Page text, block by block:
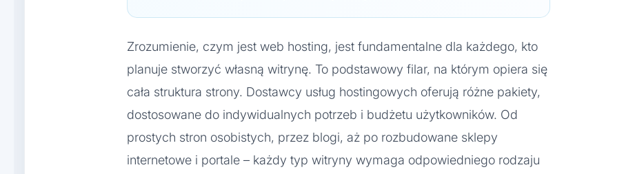
Zrozumienie, czym jest web hosting, jest fundamentalne dla każdego, kto
planuje stworzyć własną witrynę. To podstawowy filar, na którym opiera się
cała struktura strony. Dostawcy usług hostingowych oferują różne pakiety,
dostosowane do indywidualnych potrzeb i budżetu użytkowników. Od
prostych stron osobistych, przez blogi, aż po rozbudowane sklepy
internetowe i portale – każdy typ witryny wymaga odpowiedniego rodzaju